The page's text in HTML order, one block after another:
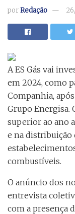
porRedação
A ES Gás vai
em 2024, como
Companhia,
Grupo Energisa.
superior ao ano
e na distribuição
combustíveis.
O anúncio dos
entrevista
com a presença